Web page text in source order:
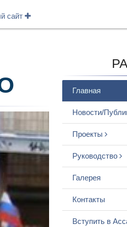
сайт
Главная
Новости/
Проекты
Руководство
Галерея
Контакты
Вступить в